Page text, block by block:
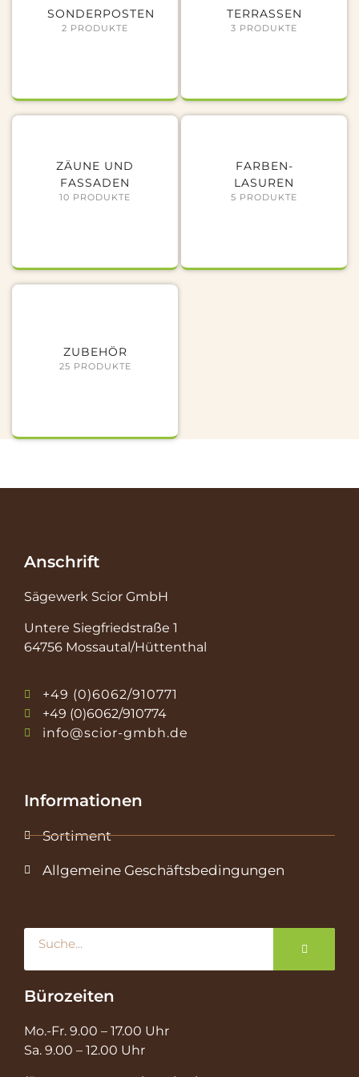
SONDERPOSTEN
2 PRODUKTE
TERRASSEN
3 PRODUKTE
ZÄUNE UND
FASSADEN
10 PRODUKTE
FARBEN-
LASUREN
5 PRODUKTE
ZUBEHÖR
25 PRODUKTE
Anschrift
Sägewerk Scior GmbH
Untere Siegfriedstraße 1
64756 Mossautal/Hüttenthal
+49 (0)6062/910771
+49 (0)6062/910774
info@scior-gmbh.de
Informationen
Sortiment
Allgemeine Geschäftsbedingungen
Bürozeiten
Mo.-Fr. 9.00 – 17.00 Uhr
Sa. 9.00 – 12.00 Uhr